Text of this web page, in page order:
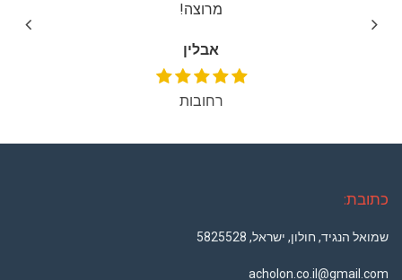
מרוצה!
אבלין
רחובות
כתובת:
שמואל הנגיד, חולון, ישראל, 5825528
acholon.co.il@gmail.com